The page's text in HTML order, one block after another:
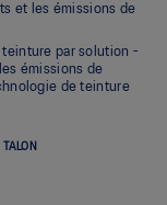
et les émissions de
teinture par solution -
émissions de
de teinture
TALON